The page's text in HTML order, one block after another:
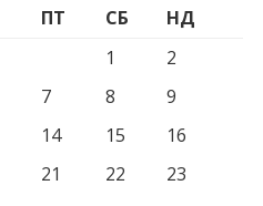
ПТ СБ
НД
1
2
7 8
9
14 15
16
21 22
23